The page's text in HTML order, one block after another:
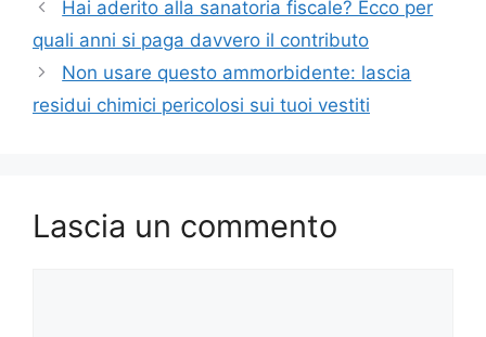
Hai aderito alla sanatoria fiscale? Ecco per
quali anni si paga davvero il contributo
Non usare questo ammorbidente: lascia
residui chimici pericolosi sui tuoi vestiti
Lascia un commento